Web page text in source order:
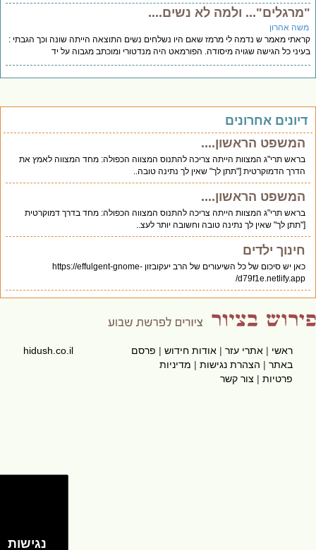
ולמה לא נשים....
אהרון
מאמר ש נדמה לי מרמז שאם היו נשלחים נשים התוצאה הייתה שונה וכך הגבתי :
כל הגישה שגויה מיסודה. הפורמאט היה מנדטורי ומוכתב מגבוה על יד
אחרונים
המשפט הראשון....
בראש תרי"ג המצוות הייתה צריכה להתנוס המצווה הכפולה: מחד המצווה לאמץ את
הדרך הדמוקרטית ["תתן לך" שאין לך נתינה טובה..
המשפט הראשון....
בראש תרי"ג המצוות הייתה צריכה להתנוס המצווה הכפולה: מחד בדרך דמוקרטית
["תתן לך" שאין לך נתינה טובה וחשובה יותר לעצ..
חינוך ילדים
כאן יש סיכום של כל השיעורים של הרב יעקובזון https://effulgent-gnome-
d79f1e.netlify.app/
ראשי|אתרי עזר|אודות חידוש|פרסם
באתר|הצהרת נגישות|מדיניות
פרטיות|צור קשר
hidush.co.il
נגישות